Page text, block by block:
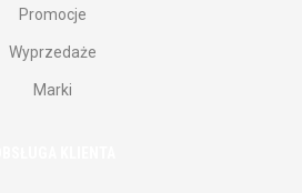
Promocje
Wyprzedaże
Marki